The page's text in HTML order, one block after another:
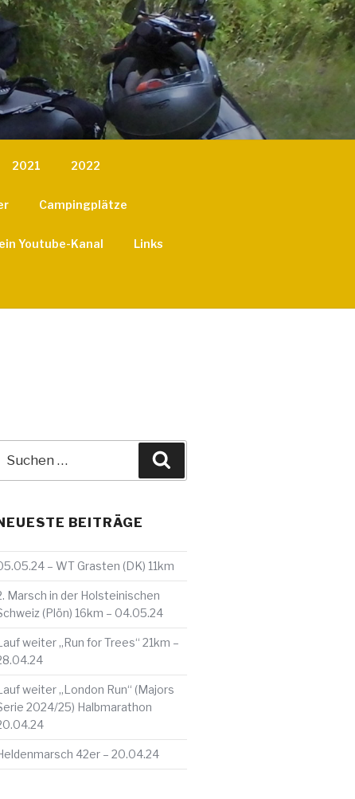
2021 2022
Campingplätze
Youtube-Kanal Links
nach:
BEITRÄGE
– WT Grasten (DK) 11km
Marsch in der Holsteinischen
(Plön) 16km – 04.05.24
weiter „Run for Trees“ 21km –
weiter „London Run“ (Majors
2024/25) Halbmarathon
42er – 20.04.24